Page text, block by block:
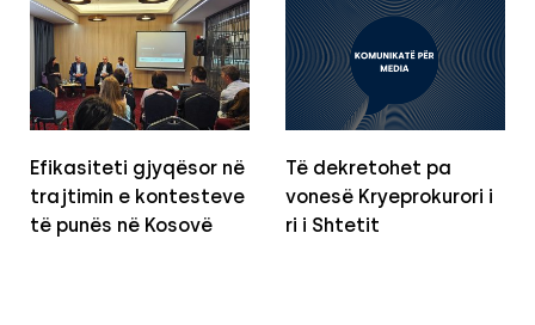
Efikasiteti gjyqësor në
trajtimin e kontesteve
të punës në Kosovë
Të dekretohet pa
vonesë Kryeprokurori i
ri i Shtetit